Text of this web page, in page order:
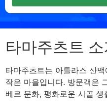
타마주츠트 소
타마주츠트는 아틀라스 산
작은 마을입니다. 방문객은
베르 문화, 평화로운 시골